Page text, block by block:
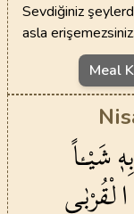
Sevdiğiniz
asla
Meal
بِه۪شَيْـٔاً
الْقُرْبٰى